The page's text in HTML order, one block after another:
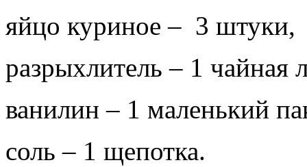
яйцо куриное – 3 штуки,
разрыхлитель – 1 чайная
ванилин – 1 маленький
соль – 1 щепотка.